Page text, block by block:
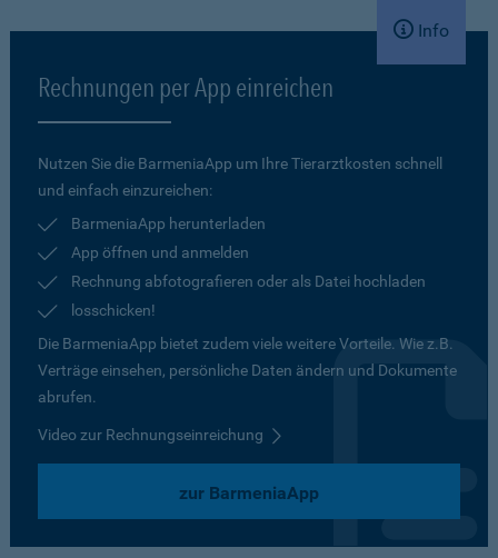
Info
Rechnungen per App einreichen
Nutzen Sie die BarmeniaApp um Ihre Tierarztkosten schnell
und einfach einzureichen:
BarmeniaApp herunterladen
App öffnen und anmelden
Rechnung abfotografieren oder als Datei hochladen
losschicken!
Die BarmeniaApp bietet zudem viele weitere Vorteile. Wie z.B.
Verträge einsehen, persönliche Daten ändern und Dokumente
abrufen.
Video zur Rechnungseinreichung
zur BarmeniaApp